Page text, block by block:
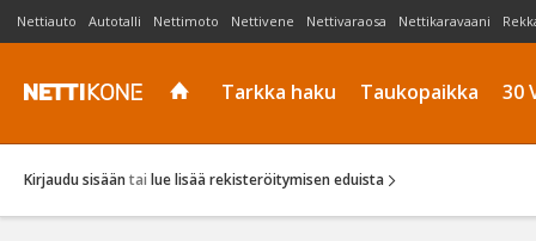
Nettiauto Autotalli Nettimoto Nettivene Nettivaraosa Nettikaravaani
Tarkka haku Taukopaikka 30
Kirjaudu sisään tai lue lisää rekisteröitymisen eduista